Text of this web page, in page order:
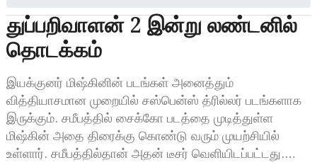
துப்பறிவாளன் 2 இன்று லண்டனில்
தொடக்கம்
இயக்குனர் மிஷ்கினின் படங்கள் அனைத்தும்
வித்தியாசமான முறையில் சஸ்பென்ஸ் த்ரில்லர் படங்களாக
இருக்கும். சமீபத்தில் சைக்கோ படத்தை முடித்துள்ள
மிஷ்கின் அதை திரைக்கு கொண்டு வரும் முயற்சியில்
உள்ளார். சமீபத்தில்தான் அதன் டீசர் வெளியிடப்பட்டது.…